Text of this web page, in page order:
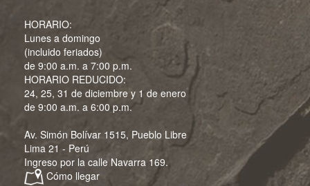
HORARIO:
Lunes a domingo
(incluido feriados)
de 9:00 a.m. a 7:00 p.m.
HORARIO REDUCIDO:
24, 25, 31 de diciembre y 1 de enero
de 9:00 a.m. a 6:00 p.m.
Av. Simón Bolívar 1515, Pueblo Libre
Lima 21 - Perú
Ingreso por la calle Navarra 169.
Cómo llegar